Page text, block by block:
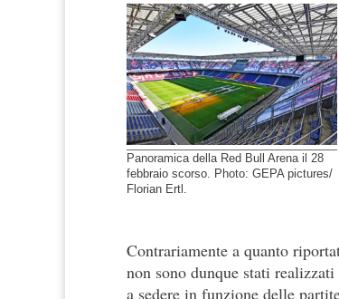
Panoramica della Red Bull Arena il 28
febbraio scorso. Photo: GEPA pictures/
Florian Ertl.
Contrariamente a quanto
non sono dunque stati
a sedere in funzione delle